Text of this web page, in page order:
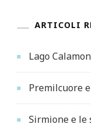
ARTICOLI
Lago
Premilcuore
Sirmione e le